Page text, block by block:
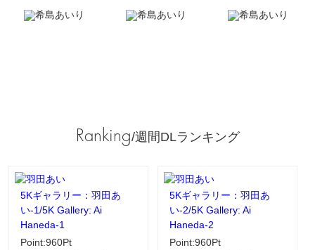
Ranking/週間DLランキング
5Kギャラリー：羽田あ
い-1/5K Gallery: Ai
Haneda-1
Point:960Pt
5Kギャラリー：羽田あ
い-2/5K Gallery: Ai
Haneda-2
Point:960Pt